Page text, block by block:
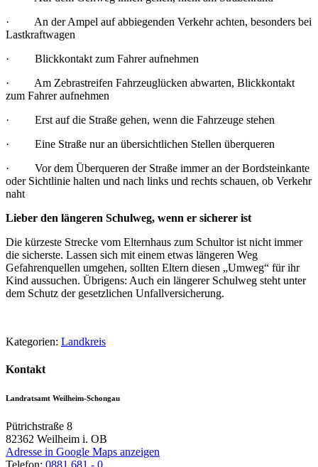
· An der Ampel auf abbiegenden Verkehr achten, besonders bei
Lastkraftwagen
· Blickkontakt zum Fahrer aufnehmen
· Am Zebrastreifen Fahrzeuglücken abwarten, Blickkontakt
zum Fahrer aufnehmen
· Erst auf die Straße gehen, wenn die Fahrzeuge stehen
· Eine Straße nur an übersichtlichen Stellen überqueren
· Vor dem Überqueren der Straße immer an der Bordsteinkante
oder Sichtlinie halten und nach links und rechts schauen, ob Verkehr
naht
Lieber den längeren Schulweg, wenn er sicherer ist
Die kürzeste Strecke vom Elternhaus zum Schultor ist nicht immer
die sicherste. Lassen sich mit einem etwas längeren Weg
Gefahrenquellen umgehen, sollten Eltern diesen „Umweg“ für ihr
Kind aussuchen. Übrigens: Auch ein längerer Schulweg steht unter
dem Schutz der gesetzlichen Unfallversicherung.
Kategorien: Landkreis
Kontakt
Landratsamt Weilheim-Schongau
Pütrichstraße 8
82362 Weilheim i. OB
Adresse in Google Maps anzeigen